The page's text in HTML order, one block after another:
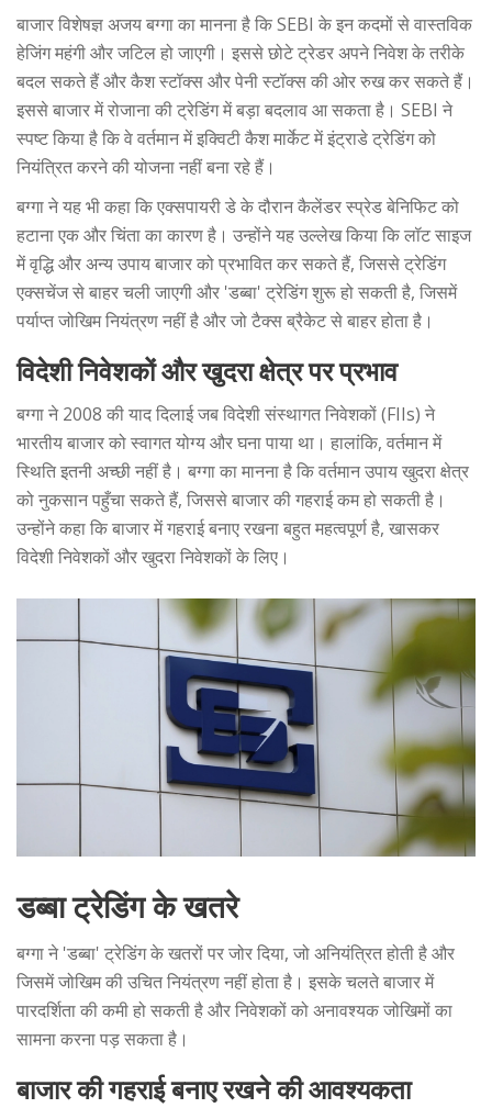
बाजार विशेषज्ञ अजय बग्गा का मानना है कि SEBI के इन कदमों से वास्तविक
हेजिंग महंगी और जटिल हो जाएगी। इससे छोटे ट्रेडर अपने निवेश के तरीके
बदल सकते हैं और कैश स्टॉक्स और पेनी स्टॉक्स की ओर रुख कर सकते हैं।
इससे बाजार में रोजाना की ट्रेडिंग में बड़ा बदलाव आ सकता है। SEBI ने
स्पष्ट किया है कि वे वर्तमान में इक्विटी कैश मार्केट में इंट्राडे ट्रेडिंग को
नियंत्रित करने की योजना नहीं बना रहे हैं।
बग्गा ने यह भी कहा कि एक्सपायरी डे के दौरान कैलेंडर स्प्रेड बेनिफिट को
हटाना एक और चिंता का कारण है। उन्होंने यह उल्लेख किया कि लॉट साइज
में वृद्धि और अन्य उपाय बाजार को प्रभावित कर सकते हैं, जिससे ट्रेडिंग
एक्सचेंज से बाहर चली जाएगी और 'डब्बा' ट्रेडिंग शुरू हो सकती है, जिसमें
पर्याप्त जोखिम नियंत्रण नहीं है और जो टैक्स ब्रैकेट से बाहर होता है।
विदेशी निवेशकों और खुदरा क्षेत्र पर प्रभाव
बग्गा ने 2008 की याद दिलाई जब विदेशी संस्थागत निवेशकों (FIIs) ने
भारतीय बाजार को स्वागत योग्य और घना पाया था। हालांकि, वर्तमान में
स्थिति इतनी अच्छी नहीं है। बग्गा का मानना है कि वर्तमान उपाय खुदरा क्षेत्र
को नुकसान पहुँचा सकते हैं, जिससे बाजार की गहराई कम हो सकती है।
उन्होंने कहा कि बाजार में गहराई बनाए रखना बहुत महत्वपूर्ण है, खासकर
विदेशी निवेशकों और खुदरा निवेशकों के लिए।
डब्बा ट्रेडिंग के खतरे
बग्गा ने 'डब्बा' ट्रेडिंग के खतरों पर जोर दिया, जो अनियंत्रित होती है और
जिसमें जोखिम की उचित नियंत्रण नहीं होता है। इसके चलते बाजार में
पारदर्शिता की कमी हो सकती है और निवेशकों को अनावश्यक जोखिमों का
सामना करना पड़ सकता है।
बाजार की गहराई बनाए रखने की आवश्यकता